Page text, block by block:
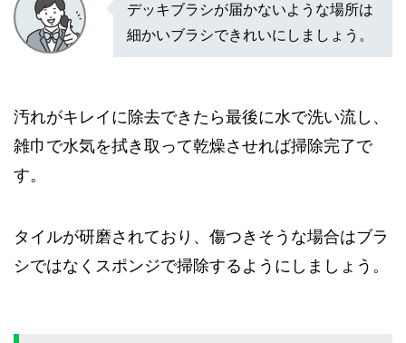
デッキブラシが届かないような場所は
細かいブラシできれいにしましょう。
汚れがキレイに除去できたら最後に水で洗い流し、
雑巾で水気を拭き取って乾燥させれば掃除完了で
す。
タイルが研磨されており、傷つきそうな場合はブラ
シではなくスポンジで掃除するようにしましょう。